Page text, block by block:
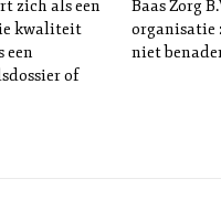
zich als een
kwaliteit
een
of
Baas Zorg
niet